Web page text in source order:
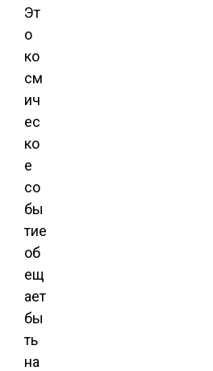
Эт
о
ко
см
ич
ес
ко
е
со
бы
тие
об
ещ
ает
бы
ть
на